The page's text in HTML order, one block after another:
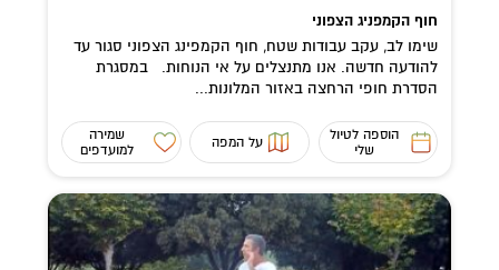
חוף הקמפניג הצפוני
שימו לב, עקב עבודות שטח, חוף הקמפינג הצפוני סגור עד
להודעה חדשה. אנו מתנצלים על אי הנוחות. במסגרת
הסדרת חופי הרחצה באזור המלונות...
הוספה לטיול
שלי
על המפה
שמירה
למועדפים